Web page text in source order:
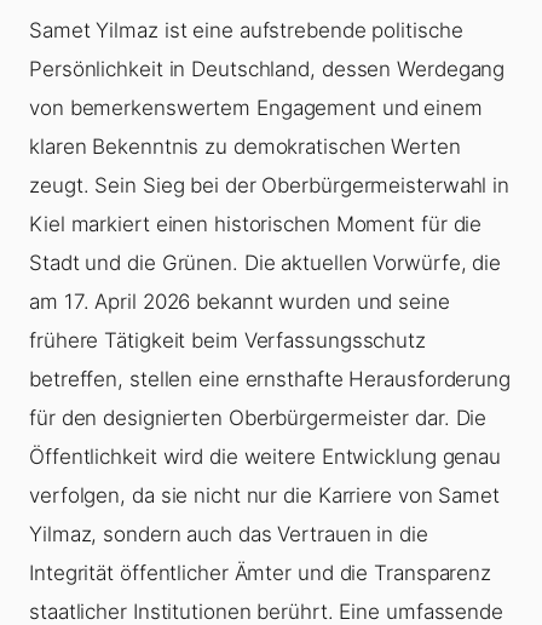
Samet Yilmaz ist eine aufstrebende politische
Persönlichkeit in Deutschland, dessen Werdegang
von bemerkenswertem Engagement und einem
klaren Bekenntnis zu demokratischen Werten
zeugt. Sein Sieg bei der Oberbürgermeisterwahl in
Kiel markiert einen historischen Moment für die
Stadt und die Grünen. Die aktuellen Vorwürfe, die
am 17. April 2026 bekannt wurden und seine
frühere Tätigkeit beim Verfassungsschutz
betreffen, stellen eine ernsthafte Herausforderung
für den designierten Oberbürgermeister dar. Die
Öffentlichkeit wird die weitere Entwicklung genau
verfolgen, da sie nicht nur die Karriere von Samet
Yilmaz, sondern auch das Vertrauen in die
Integrität öffentlicher Ämter und die Transparenz
staatlicher Institutionen berührt. Eine umfassende